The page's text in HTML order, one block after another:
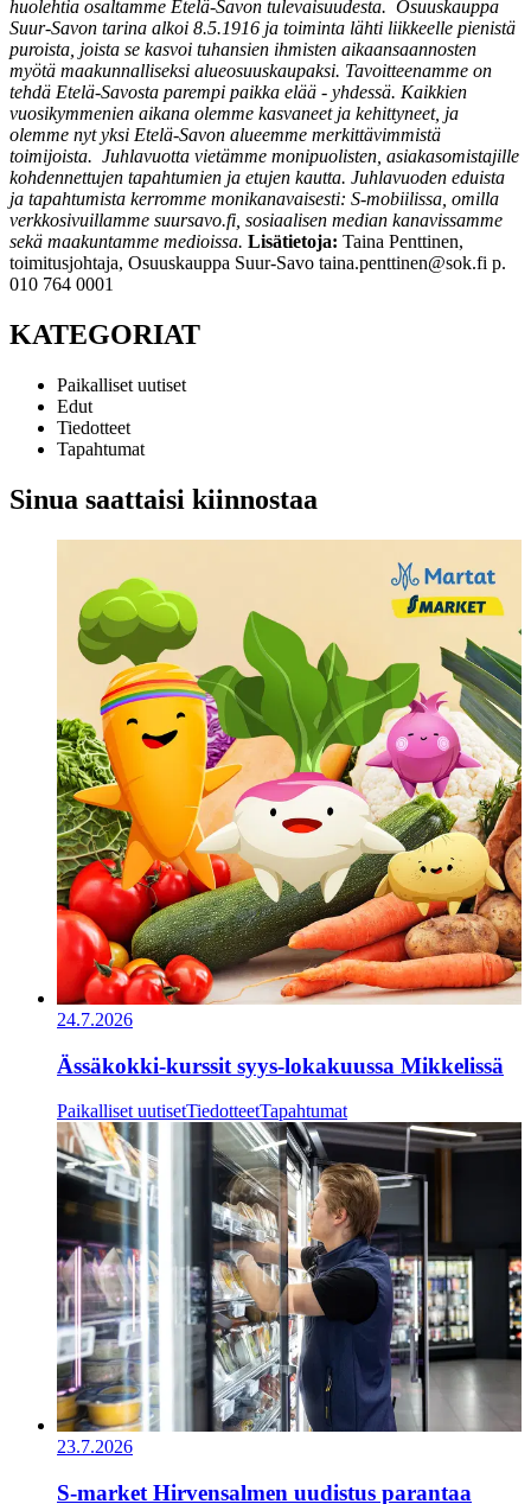
huolehtia osaltamme Etelä-Savon tulevaisuudesta. ​ Osuuskauppa
Suur-Savon tarina alkoi 8.5.1916 ja toiminta lähti liikkeelle pienistä
puroista, joista se kasvoi tuhansien ihmisten aikaansaannosten
myötä maakunnalliseksi alueosuuskaupaksi.​ Tavoitteenamme on
tehdä Etelä-Savosta parempi paikka elää - yhdessä. Kaikkien
vuosikymmenien aikana olemme kasvaneet ja kehittyneet, ja
olemme nyt yksi Etelä-Savon alueemme merkittävimmistä
toimijoista.​ ​ Juhlavuotta vietämme monipuolisten, asiakasomistajille
kohdennettujen tapahtumien ja etujen kautta. Juhlavuoden eduista
ja tapahtumista kerromme monikanavaisesti: S-mobiilissa, omilla
verkkosivuillamme suursavo.fi, sosiaalisen median kanavissamme
sekä maakuntamme medioissa.​ Lisätietoja: Taina Penttinen,
toimitusjohtaja, Osuuskauppa Suur-Savo taina.penttinen@sok.fi p.
010 764 0001
KATEGORIAT
Paikalliset uutiset
Edut
Tiedotteet
Tapahtumat
Sinua saattaisi kiinnostaa
24.7.2026
Ässäkokki-kurssit syys-lokakuussa Mikkelissä
Paikalliset uutisetTiedotteetTapahtumat
23.7.2026
S-market Hirvensalmen uudistus parantaa